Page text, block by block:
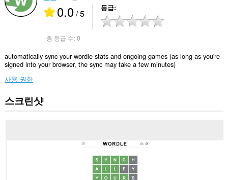
0.0/ 5 등급
총 등급 수:0
automatically sync your wordle stats and ongoing games (as long as you're
signed into your browser, the sync may take a few minutes)
사용 권한
이
확
스크린샷